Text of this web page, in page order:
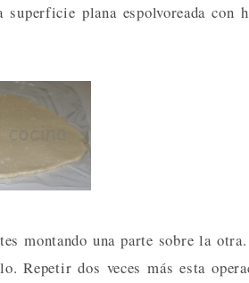
superficie plana espolvoreada
montando una parte sobre la
Repetir dos veces más esta